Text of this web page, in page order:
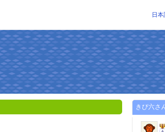
日本
きび六さ